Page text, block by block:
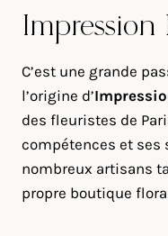
C’est une grande
l’origine d’
des fleuristes de
compétences et ses
nombreux artisans
propre boutique